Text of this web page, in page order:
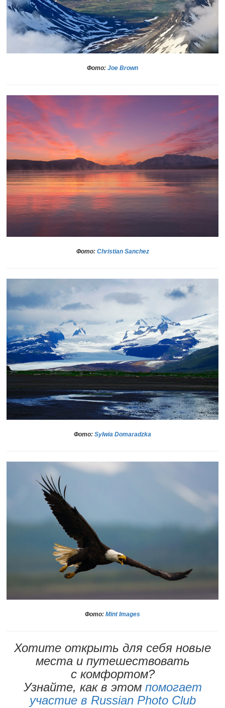
Фото: Joe Brown
Фото: Christian Sanchez
Фото: Sylwia Domaradzka
Фото: Mint Images
Хотите открыть для себя новые
места и путешествовать
с комфортом?
Узнайте, как в этом помогает
участие в Russian Photo Club